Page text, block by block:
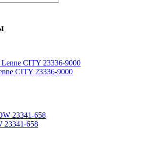
CITY 23336-9000
23341-658